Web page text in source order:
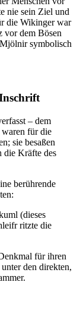
nie sein Ziel und
die Wikinger war
vor dem Bösen
symbolisch
– dem
waren für die
sie besaßen
die Kräfte des
berührende
(dieses
ritzte die
für ihren
den direkten,